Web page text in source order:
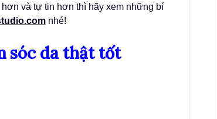
và tự tin hơn thì hãy xem những bí
nhé!
sóc da thật tốt